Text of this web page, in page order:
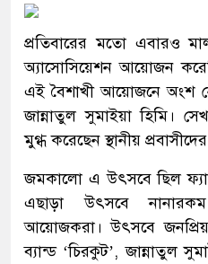
প্রতিবারের মতো এবারও
অ্যাসোসিয়েশন আয়োজন
এই বৈশাখী আয়োজনে অংশ
জান্নাতুল সুমাইয়া হিমি।
মুগ্ধ করেছেন স্থানীয়
জমকালো এ উৎসবে ছিল
এছাড়া উৎসবে
আয়োজকরা। উৎসবে জনপ্রিয়
ব্যান্ড ‘চিরকুট’, জান্নাতুল